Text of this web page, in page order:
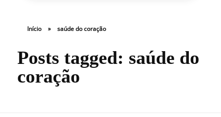
Início » saúde do coração
Posts tagged: saúde do
coração